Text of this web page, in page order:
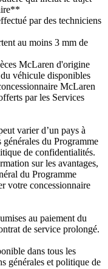
par des techniciens
au moins 3 mm de
McLaren d'origine
véhicule disponibles
McLaren
par les Services
varier d’un pays à
du Programme
de confidentialités.
sur les avantages,
du Programme
votre concessionnaire
au paiement du
de service prolongé.
dans tous les
générales et politique de